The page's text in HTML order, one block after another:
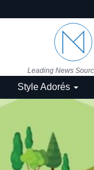
Leading News
Style Adorés